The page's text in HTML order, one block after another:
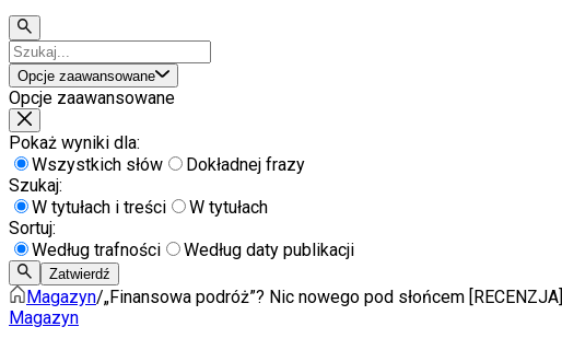
Opcje zaawansowane
Opcje zaawansowane
Pokaż wyniki dla:
Wszystkich słów
Dokładnej frazy
Szukaj:
W tytułach i treści
W tytułach
Sortuj:
Według trafności
Według daty publikacji
Zatwierdź
Magazyn/„Finansowa podróż”? Nic nowego pod słońcem [RECENZJA]
Magazyn